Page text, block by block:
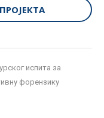
испита за
форензику